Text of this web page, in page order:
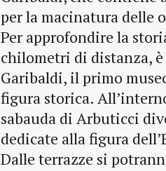
per la macinatura delle
Per approfondire la
chilometri di distanza,
Garibaldi, il primo
figura storica.
sabauda di Arbuticci
dedicate alla figura
Dalle terrazze si